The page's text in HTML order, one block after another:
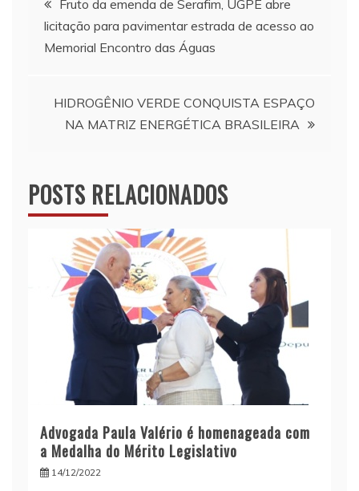
de
Fruto da emenda de Serafim, UGPE abre
licitação para pavimentar estrada de acesso ao
Memorial Encontro das Águas
HIDROGÊNIO VERDE CONQUISTA ESPAÇO
NA MATRIZ ENERGÉTICA BRASILEIRA
POSTS RELACIONADOS
Advogada Paula Valério é homenageada com
a Medalha do Mérito Legislativo
14/12/2022